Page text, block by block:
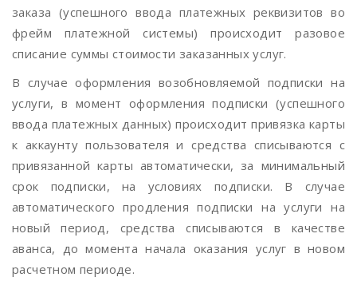
заказа (успешного ввода платежных реквизитов во
фрейм платежной системы) происходит разовое
списание суммы стоимости заказанных услуг.
В случае оформления возобновляемой подписки на
услуги, в момент оформления подписки (успешного
ввода платежных данных) происходит привязка карты
к аккаунту пользователя и средства списываются с
привязанной карты автоматически, за минимальный
срок подписки, на условиях подписки. В случае
автоматического продления подписки на услуги на
новый период, средства списываются в качестве
аванса, до момента начала оказания услуг в новом
расчетном периоде.